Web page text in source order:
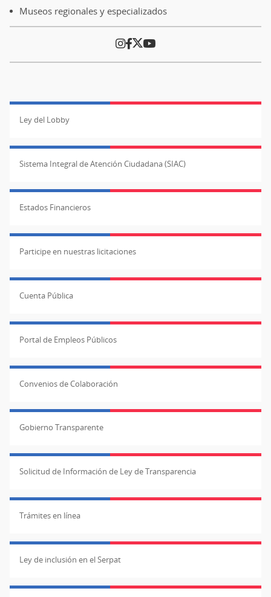
Museos regionales y especializados
Ley del Lobby
Sistema Integral de Atención Ciudadana (SIAC)
Estados Financieros
Participe en nuestras licitaciones
Cuenta Pública
Portal de Empleos Públicos
Convenios de Colaboración
Gobierno Transparente
Solicitud de Información de Ley de Transparencia
Trámites en línea
Ley de inclusión en el Serpat